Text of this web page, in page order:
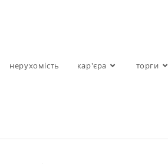
нерухомість кар'єра торги